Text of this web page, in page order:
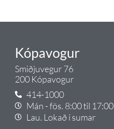
Kópavogur
Smiðjuvegur 76
200 Kópavogur
414-1000
Mán - fös. 8:00 til 17:00
Lau. Lokað í sumar